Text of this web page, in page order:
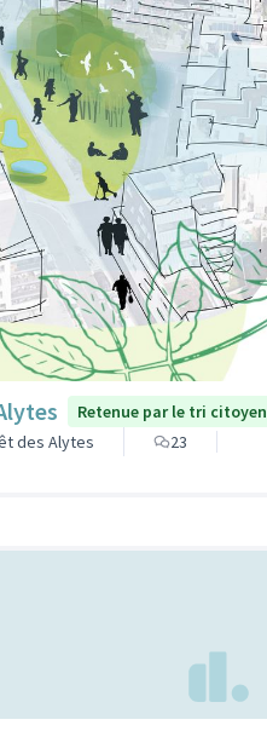
Retenue par le tri citoyen
des Alytes
23